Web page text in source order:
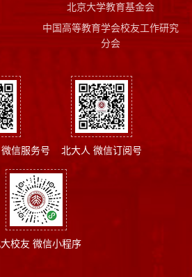
北京大学教育基金会
中国高等教育学会校友工作研究
分会
信服务号 北大人 微信订阅号
校友 微信小程序